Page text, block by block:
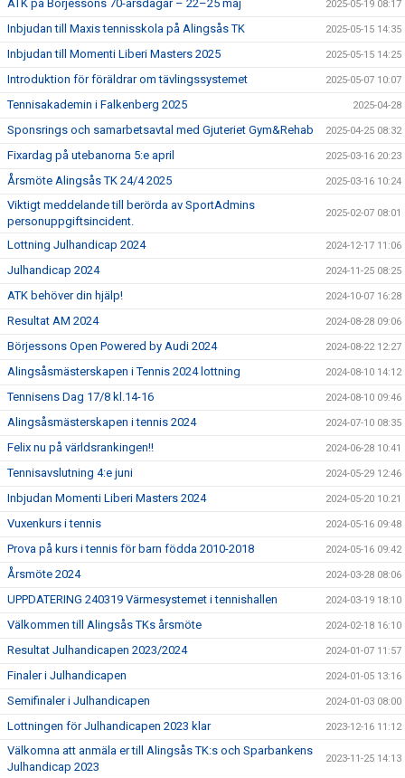
ATK på Börjessons 70-årsdagar – 22–25 maj 2025-05-19 08:17
Inbjudan till Maxis tennisskola på Alingsås TK 2025-05-15 14:35
Inbjudan till Momenti Liberi Masters 2025 2025-05-15 14:25
Introduktion för föräldrar om tävlingssystemet 2025-05-07 10:07
Tennisakademin i Falkenberg 2025 2025-04-28
Sponsrings och samarbetsavtal med Gjuteriet Gym&Rehab 2025-04-25 08:32
Fixardag på utebanorna 5:e april 2025-03-16 20:23
Årsmöte Alingsås TK 24/4 2025 2025-03-16 10:24
Viktigt meddelande till berörda av SportAdmins
personuppgiftsincident.
2025-02-07 08:01
Lottning Julhandicap 2024 2024-12-17 11:06
Julhandicap 2024 2024-11-25 08:25
ATK behöver din hjälp! 2024-10-07 16:28
Resultat AM 2024 2024-08-28 09:06
Börjessons Open Powered by Audi 2024 2024-08-22 12:27
Alingsåsmästerskapen i Tennis 2024 lottning 2024-08-10 14:12
Tennisens Dag 17/8 kl.14-16 2024-08-10 09:46
Alingsåsmästerskapen i tennis 2024 2024-07-10 08:35
Felix nu på världsrankingen!! 2024-06-28 10:41
Tennisavslutning 4:e juni 2024-05-29 12:46
Inbjudan Momenti Liberi Masters 2024 2024-05-20 10:21
Vuxenkurs i tennis 2024-05-16 09:48
Prova på kurs i tennis för barn födda 2010-2018 2024-05-16 09:42
Årsmöte 2024 2024-03-28 08:06
UPPDATERING 240319 Värmesystemet i tennishallen 2024-03-19 18:10
Välkommen till Alingsås TKs årsmöte 2024-02-18 16:10
Resultat Julhandicapen 2023/2024 2024-01-07 11:57
Finaler i Julhandicapen 2024-01-05 13:16
Semifinaler i Julhandicapen 2024-01-03 08:00
Lottningen för Julhandicapen 2023 klar 2023-12-16 11:12
Välkomna att anmäla er till Alingsås TK:s och Sparbankens
Julhandicap 2023
2023-11-25 14:13